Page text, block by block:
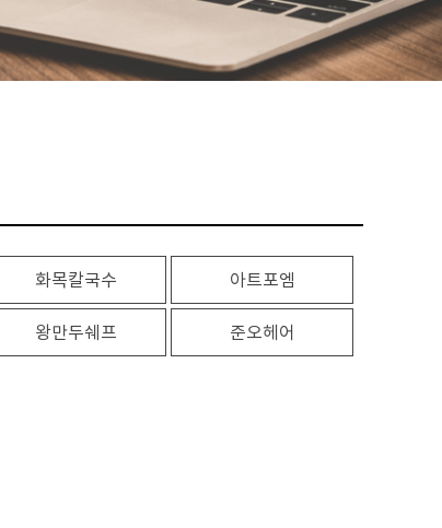
화목칼국수 아트포엠
왕만두쉐프 준오헤어